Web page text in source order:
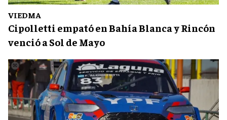
VIEDMA
Cipolletti empató en Bahía Blanca y Rincón
venció a Sol de Mayo